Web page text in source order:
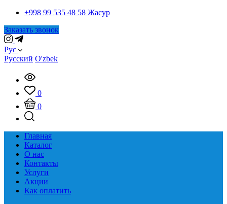
+998 99 535 48 58 Жасур
Заказать звонок
Рус
Русский O'zbek
0
0
Главная
Каталог
О нас
Контакты
Услуги
Акции
Как оплатить